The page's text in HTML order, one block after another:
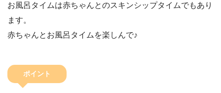
お風呂タイムは赤ちゃんとのスキンシップタイムでもあり
ます。
赤ちゃんとお風呂タイムを楽しんで♪
ポイント